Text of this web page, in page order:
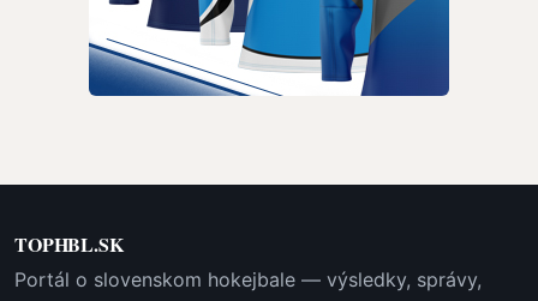
TOPHBL.SK
Portál o slovenskom hokejbale — výsledky, správy,